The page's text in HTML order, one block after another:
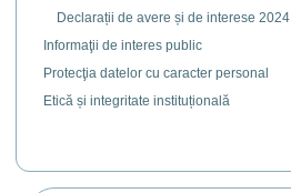
Declarații de avere și de interese 2024
Informaţii de interes public
Protecţia datelor cu caracter personal
Etică și integritate instituțională